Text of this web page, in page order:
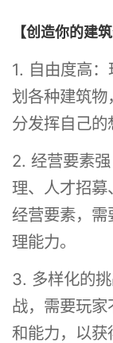
【创造你的建筑
1. 自由度高
划各种建筑
分发挥自己的
2. 经营要素
理、人才招
经营要素，
理能力。
3. 多样化的
战，需要玩
和能力，以获